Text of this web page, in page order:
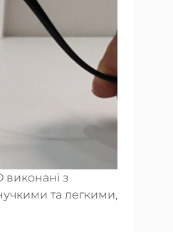
виконані з
та легкими,